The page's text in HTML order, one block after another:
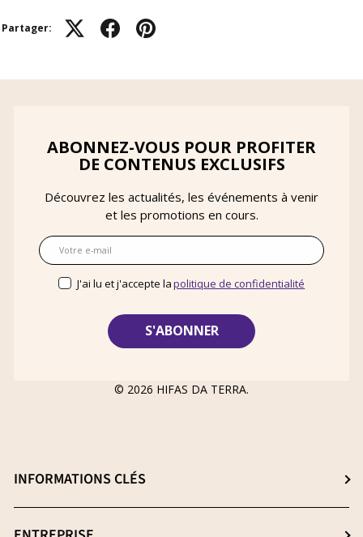
Partager:
INFORMATIONS CLÉS
ABONNEZ-VOUS POUR PROFITER
DE CONTENUS EXCLUSIFS
Découvrez les actualités, les événements à venir
et les promotions en cours.
E-mail
J'ai lu et j'accepte lapolitique de confidentialité
© 2026 HIFAS DA TERRA.